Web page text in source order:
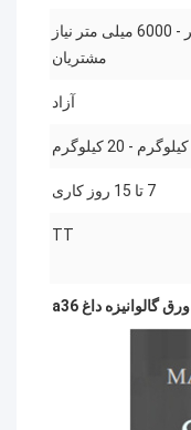
1000 میلی متر - 6000 میلی متر نیاز
مشتریان
آزاد
7 تا 15 روز کاری
TT
ورق گالوانیزه داغ a36